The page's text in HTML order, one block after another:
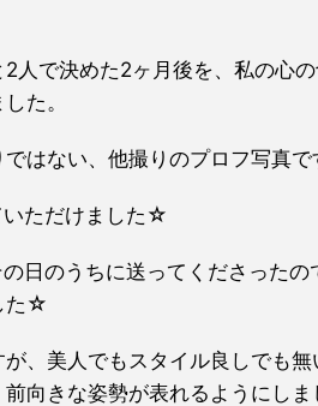
2人で決めた2ヶ月後を、私の心
た。
はない、他撮りのプロフ写真で
ただけました☆
日のうちに送ってくださったの
た☆
、美人でもスタイル良しでも無
向きな姿勢が表れるようにしま